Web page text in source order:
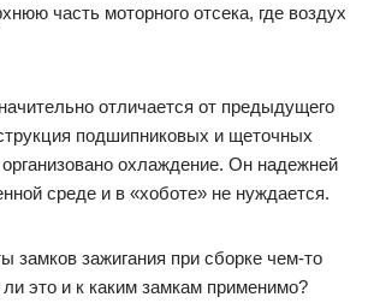
часть моторного отсека, где воздух
отличается от предыдущего
подшипниковых и щеточных
охлаждение. Он надежней
среде и в «хоботе» не нуждается.
замков зажигания при сборке чем-то
это и к каким замкам применимо?